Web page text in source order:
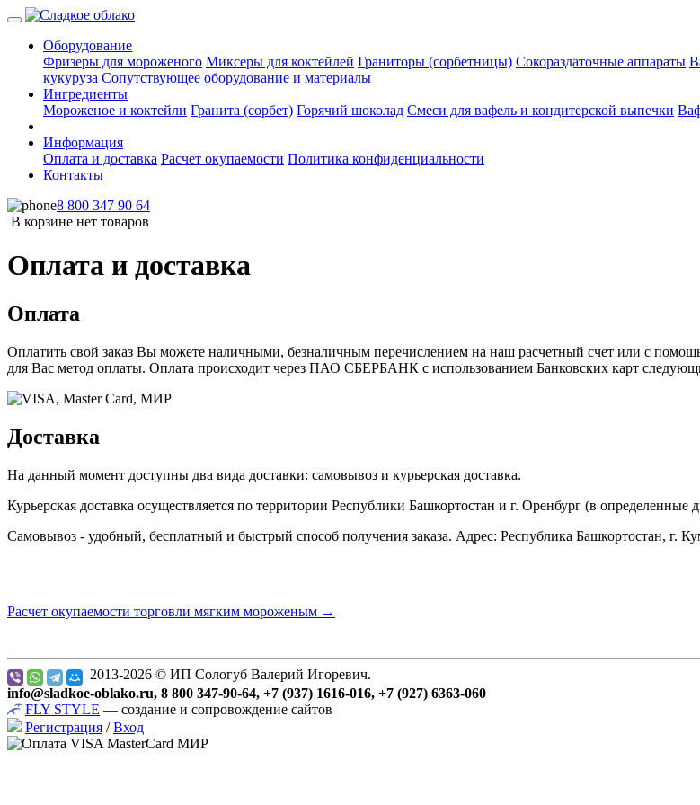
Оборудование
Фризеры для мороженого Миксеры для коктейлей Граниторы (сорбетницы) Сокораздаточные аппараты
кукуруза Сопутствующее оборудование и материалы
Ингредиенты
Мороженое и коктейли Гранита (сорбет) Горячий шоколад Смеси для вафель и кондитерской выпечки
Информация
Оплата и доставка Расчет окупаемости Политика конфиденциальности
Контакты
8 800 347 90 64
В корзине нет товаров
Оплата и доставка
Оплата
Оплатить свой заказ Вы можете наличными, безналичным перечислением на наш расчетный счет или с
для Вас метод оплаты. Оплата происходит через ПАО СБЕРБАНК с использованием Банковских карт
Доставка
На данный момент доступны два вида доставки: самовывоз и курьерская доставка.
Курьерская доставка осуществляется по территории Республики Башкортостан и г. Оренбург (в
Самовывоз - удобный, бесплатный и быстрый способ получения заказа. Адрес: Республика Башкортостан, г.
Расчет окупаемости торговли мягким мороженым →
2013-2026 © ИП Сологуб Валерий Игоревич.
info@sladkoe-oblako.ru, 8 800 347-90-64, +7 (937) 1616-016, +7 (927) 6363-060
FLY STYLE — создание и сопровождение сайтов
Регистрация /Вход